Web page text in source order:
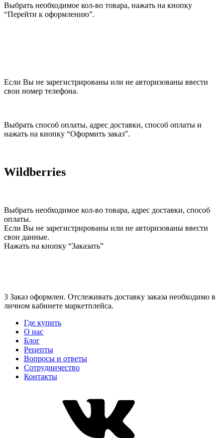
Выбрать необходимое кол-во товара, нажать на кнопку
“Перейти к оформлению”.
Если Вы не зарегистрированы или не авторизованы ввести
свои номер телефона.
Выбрать способ оплаты, адрес доставки, способ оплаты и
нажать на кнопку “Оформить заказ”.
Wildberries
Выбрать необходимое кол-во товара, адрес доставки, способ
оплаты.
Если Вы не зарегистрированы или не авторизованы ввести
свои данные.
Нажать на кнопку “Заказать”
3 Заказ оформлен. Отслеживать доставку заказа необходимо в
личном кабинете маркетплейса.
Где купить
О нас
Блог
Рецепты
Вопросы и ответы
Сотрудничество
Контакты